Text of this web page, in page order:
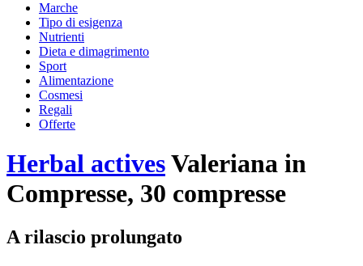
Marche
Tipo di esigenza
Nutrienti
Dieta e dimagrimento
Sport
Alimentazione
Cosmesi
Regali
Offerte
Herbal activesValeriana in
Compresse, 30 compresse
A rilascio prolungato